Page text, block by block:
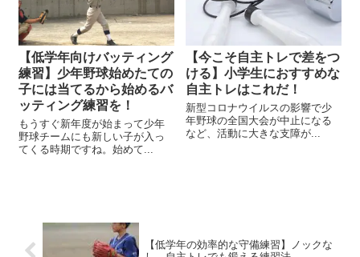
【低学年向けバッティング
練習】少年野球始めたての
子には当てるから始めるバ
ッティング練習を！
もうすぐ新年度が始まって少年
野球チームにも新しい子が入っ
てくる時期ですね。始めて...
【今こそ自主トレで差をつ
ける】小学生におすすめな
自主トレはこれだ！
新型コロナウイルスの影響で少
年野球の全国大会が中止になる
など、活動に大きな支障が...
【低学年の効率的な守備練習】ノックな